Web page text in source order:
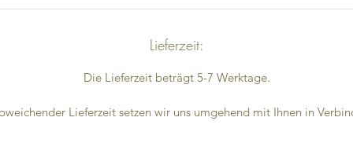
Lieferzeit:
Die Lieferzeit beträgt 5-7 Werktage.
Lieferzeit setzen wir uns umgehend mit Ihnen in